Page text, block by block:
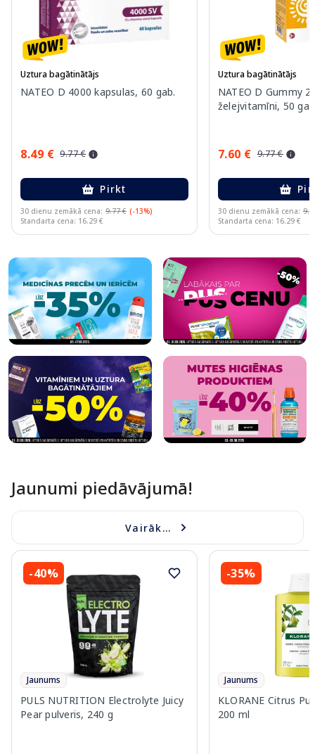
Uztura bagātinātājs
NATEO D 4000 kapsulas, 60 gab.
8.49 € 9.77 €
Pirkt
30 dienu zemākā cena: 9.77 € (-13%)
Standarta cena: 16.29 €
Uztura bagātinātājs
NATEO D Gummy
želejvitamīni, 50
7.60 € 9.77 €
30 dienu zemākā cena:
Standarta cena: 16.29 €
Jaunumi piedāvājumā!
Vairāk...
-40%
Jaunums
PULS NUTRITION Electrolyte Juicy
Pear pulveris, 240 g
-35%
Jaunums
KLORANE Citrus
200 ml